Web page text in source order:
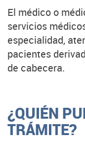
El médico o
servicios
especialidad,
pacientes
de cabecera.
¿QUIÉN
TRÁMITE?